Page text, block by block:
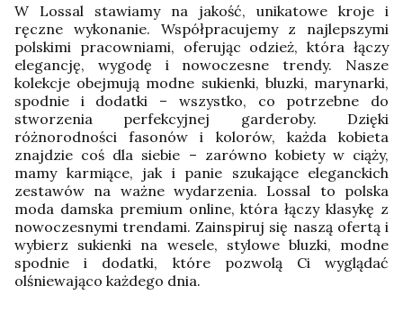
W Lossal stawiamy na jakość, unikatowe kroje i
ręczne wykonanie. Współpracujemy z najlepszymi
polskimi pracowniami, oferując odzież, która łączy
elegancję, wygodę i nowoczesne trendy. Nasze
kolekcje obejmują modne sukienki, bluzki, marynarki,
spodnie i dodatki – wszystko, co potrzebne do
stworzenia perfekcyjnej garderoby. Dzięki
różnorodności fasonów i kolorów, każda kobieta
znajdzie coś dla siebie – zarówno kobiety w ciąży,
mamy karmiące, jak i panie szukające eleganckich
zestawów na ważne wydarzenia. Lossal to polska
moda damska premium online, która łączy klasykę z
nowoczesnymi trendami. Zainspiruj się naszą ofertą i
wybierz sukienki na wesele, stylowe bluzki, modne
spodnie i dodatki, które pozwolą Ci wyglądać
olśniewająco każdego dnia.